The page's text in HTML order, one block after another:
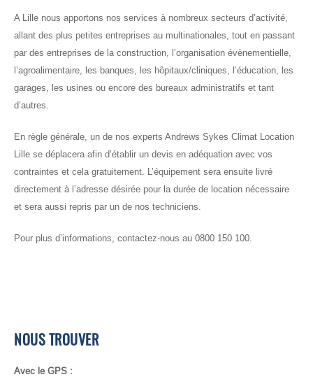
A Lille nous apportons nos services à nombreux secteurs d’activité,
allant des plus petites entreprises au multinationales, tout en passant
par des entreprises de la construction, l’organisation évènementielle,
l’agroalimentaire, les banques, les hôpitaux/cliniques, l’éducation, les
garages, les usines ou encore des bureaux administratifs et tant
d’autres.
En règle générale, un de nos experts Andrews Sykes Climat Location
Lille se déplacera afin d’établir un devis en adéquation avec vos
contraintes et cela gratuitement. L’équipement sera ensuite livré
directement à l’adresse désirée pour la durée de location nécessaire
et sera aussi repris par un de nos techniciens.
Pour plus d’informations, contactez-nous au 0800 150 100.
NOUS TROUVER
Avec le GPS :